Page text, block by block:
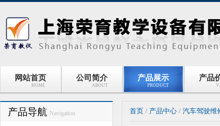
网站首页
HOME
公司简介
ABOUT
产品展示
PRODUCT
产品
产品导航 Navigation 首页 / 产品中心 / 汽车驾驶维